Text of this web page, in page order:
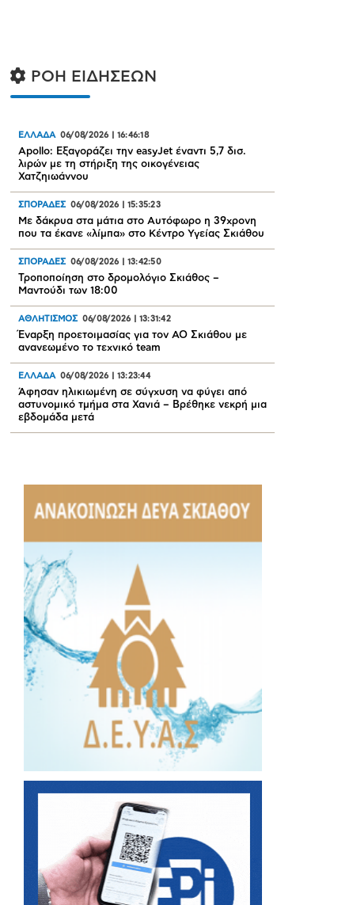
ΡΟΗ ΕΙΔΗΣΕΩΝ
ΕΛΛΑΔΑ 06/08/2026 16:46:18
Apollo: Εξαγοράζει την easyJet έναντι 5,7 δισ.
λιρών με τη στήριξη της οικογένειας
Χατζηιωάννου
ΣΠΟΡΑΔΕΣ 06/08/2026 15:35:23
Με δάκρυα στα μάτια στο Αυτόφωρο η 39χρονη
που τα έκανε «λίμπα» στο Κέντρο Υγείας Σκιάθου
ΣΠΟΡΑΔΕΣ 06/08/2026 13:42:50
Τροποποίηση στο δρομολόγιο Σκιάθος –
Μαντούδι των 18:00
ΑΘΛΗΤΙΣΜΟΣ 06/08/2026 13:31:42
Έναρξη προετοιμασίας για τον ΑΟ Σκιάθου με
ανανεωμένο το τεχνικό team
ΕΛΛΑΔΑ 06/08/2026 13:23:44
Άφησαν ηλικιωμένη σε σύγχυση να φύγει από
αστυνομικό τμήμα στα Χανιά – Βρέθηκε νεκρή μια
εβδομάδα μετά